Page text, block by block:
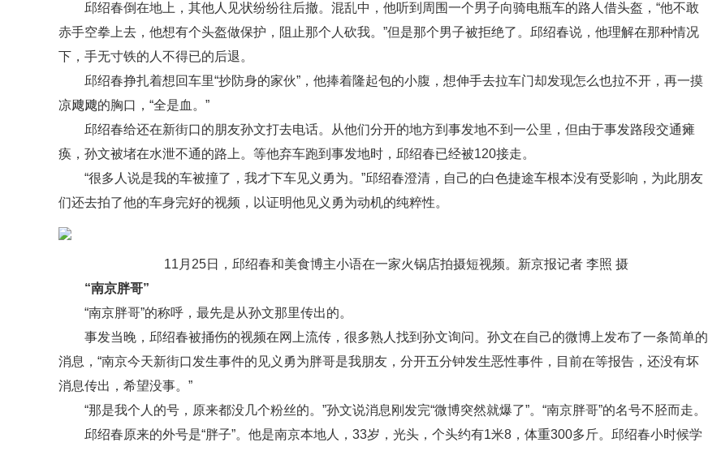
邱绍春倒在地上，其他人见状纷纷往后撤。混乱中，他听到周围一个男子向骑电瓶车的路人借头盔，“他不敢
赤手空拳上去，他想有个头盔做保护，阻止那个人砍我。”但是那个男子被拒绝了。邱绍春说，他理解在那种情况
下，手无寸铁的人不得已的后退。
邱绍春挣扎着想回车里“抄防身的家伙”，他捧着隆起包的小腹，想伸手去拉车门却发现怎么也拉不开，再一摸
凉飕飕的胸口，“全是血。”
邱绍春给还在新街口的朋友孙文打去电话。从他们分开的地方到事发地不到一公里，但由于事发路段交通瘫
痪，孙文被堵在水泄不通的路上。等他弃车跑到事发地时，邱绍春已经被120接走。
“很多人说是我的车被撞了，我才下车见义勇为。”邱绍春澄清，自己的白色捷途车根本没有受影响，为此朋友
们还去拍了他的车身完好的视频，以证明他见义勇为动机的纯粹性。
11月25日，邱绍春和美食博主小语在一家火锅店拍摄短视频。新京报记者 李照 摄
“南京胖哥”
“南京胖哥”的称呼，最先是从孙文那里传出的。
事发当晚，邱绍春被捅伤的视频在网上流传，很多熟人找到孙文询问。孙文在自己的微博上发布了一条简单的
消息，“南京今天新街口发生事件的见义勇为胖哥是我朋友，分开五分钟发生恶性事件，目前在等报告，还没有坏
消息传出，希望没事。”
“那是我个人的号，原来都没几个粉丝的。”孙文说消息刚发完“微博突然就爆了”。“南京胖哥”的名号不胫而走。
邱绍春原来的外号是“胖子”。他是南京本地人，33岁，光头，个头约有1米8，体重300多斤。邱绍春小时候学